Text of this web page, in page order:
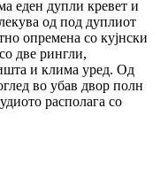
еден дупли кревет и
од под дуплиот
опремена со кујнски
две рингли,
и клима уред. Од
во убав двор полн
располага со